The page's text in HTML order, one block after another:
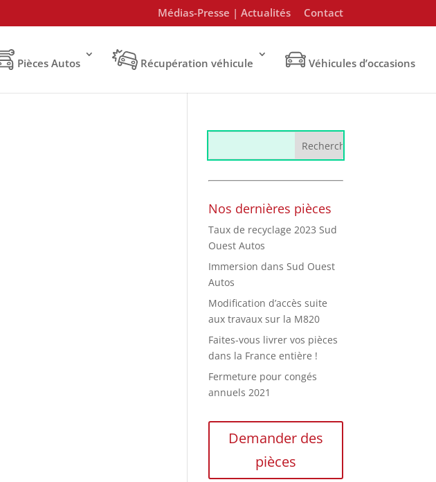
Médias-Presse | Actualités Contact
Pièces Autos Récupération véhicule Véhicules d’occasions
Nos dernières pièces
Taux de recyclage 2023 Sud
Ouest Autos
Immersion dans Sud Ouest
Autos
Modification d’accès suite
aux travaux sur la M820
Faites-vous livrer vos pièces
dans la France entière !
Fermeture pour congés
annuels 2021
Demander des
pièces